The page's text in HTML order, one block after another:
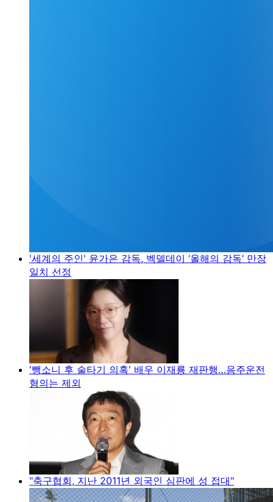
'세계의 주인' 윤가은 감독, 벡델데이 ‘올해의 감독’ 만장
일치 선정
'뺑소니 후 술타기 의혹' 배우 이재룡 재판행…음주운전
혐의는 제외
"축구협회, 지난 2011년 외국인 심판에 성 접대"